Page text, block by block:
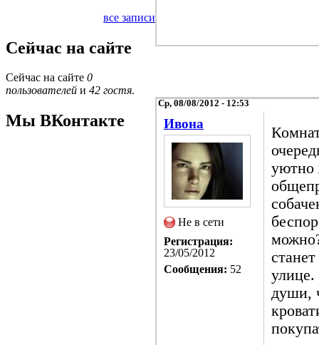
все записи
Сейчас на сайте
Сейчас на сайте 0
пользователей и 42 гостя.
Мы ВКонтакте
Ср, 08/08/2012 - 12:53
Ивона
Не в сети
Регистрация:
23/05/2012
Сообщения: 52
уютно
улице.
души,